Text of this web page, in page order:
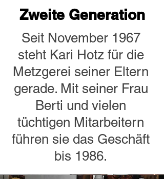
Zweite Generation
Seit November 1967
steht Kari Hotz für die
Metzgerei seiner Eltern
gerade. Mit seiner Frau
Berti und vielen
tüchtigen Mitarbeitern
führen sie das Geschäft
bis 1986.